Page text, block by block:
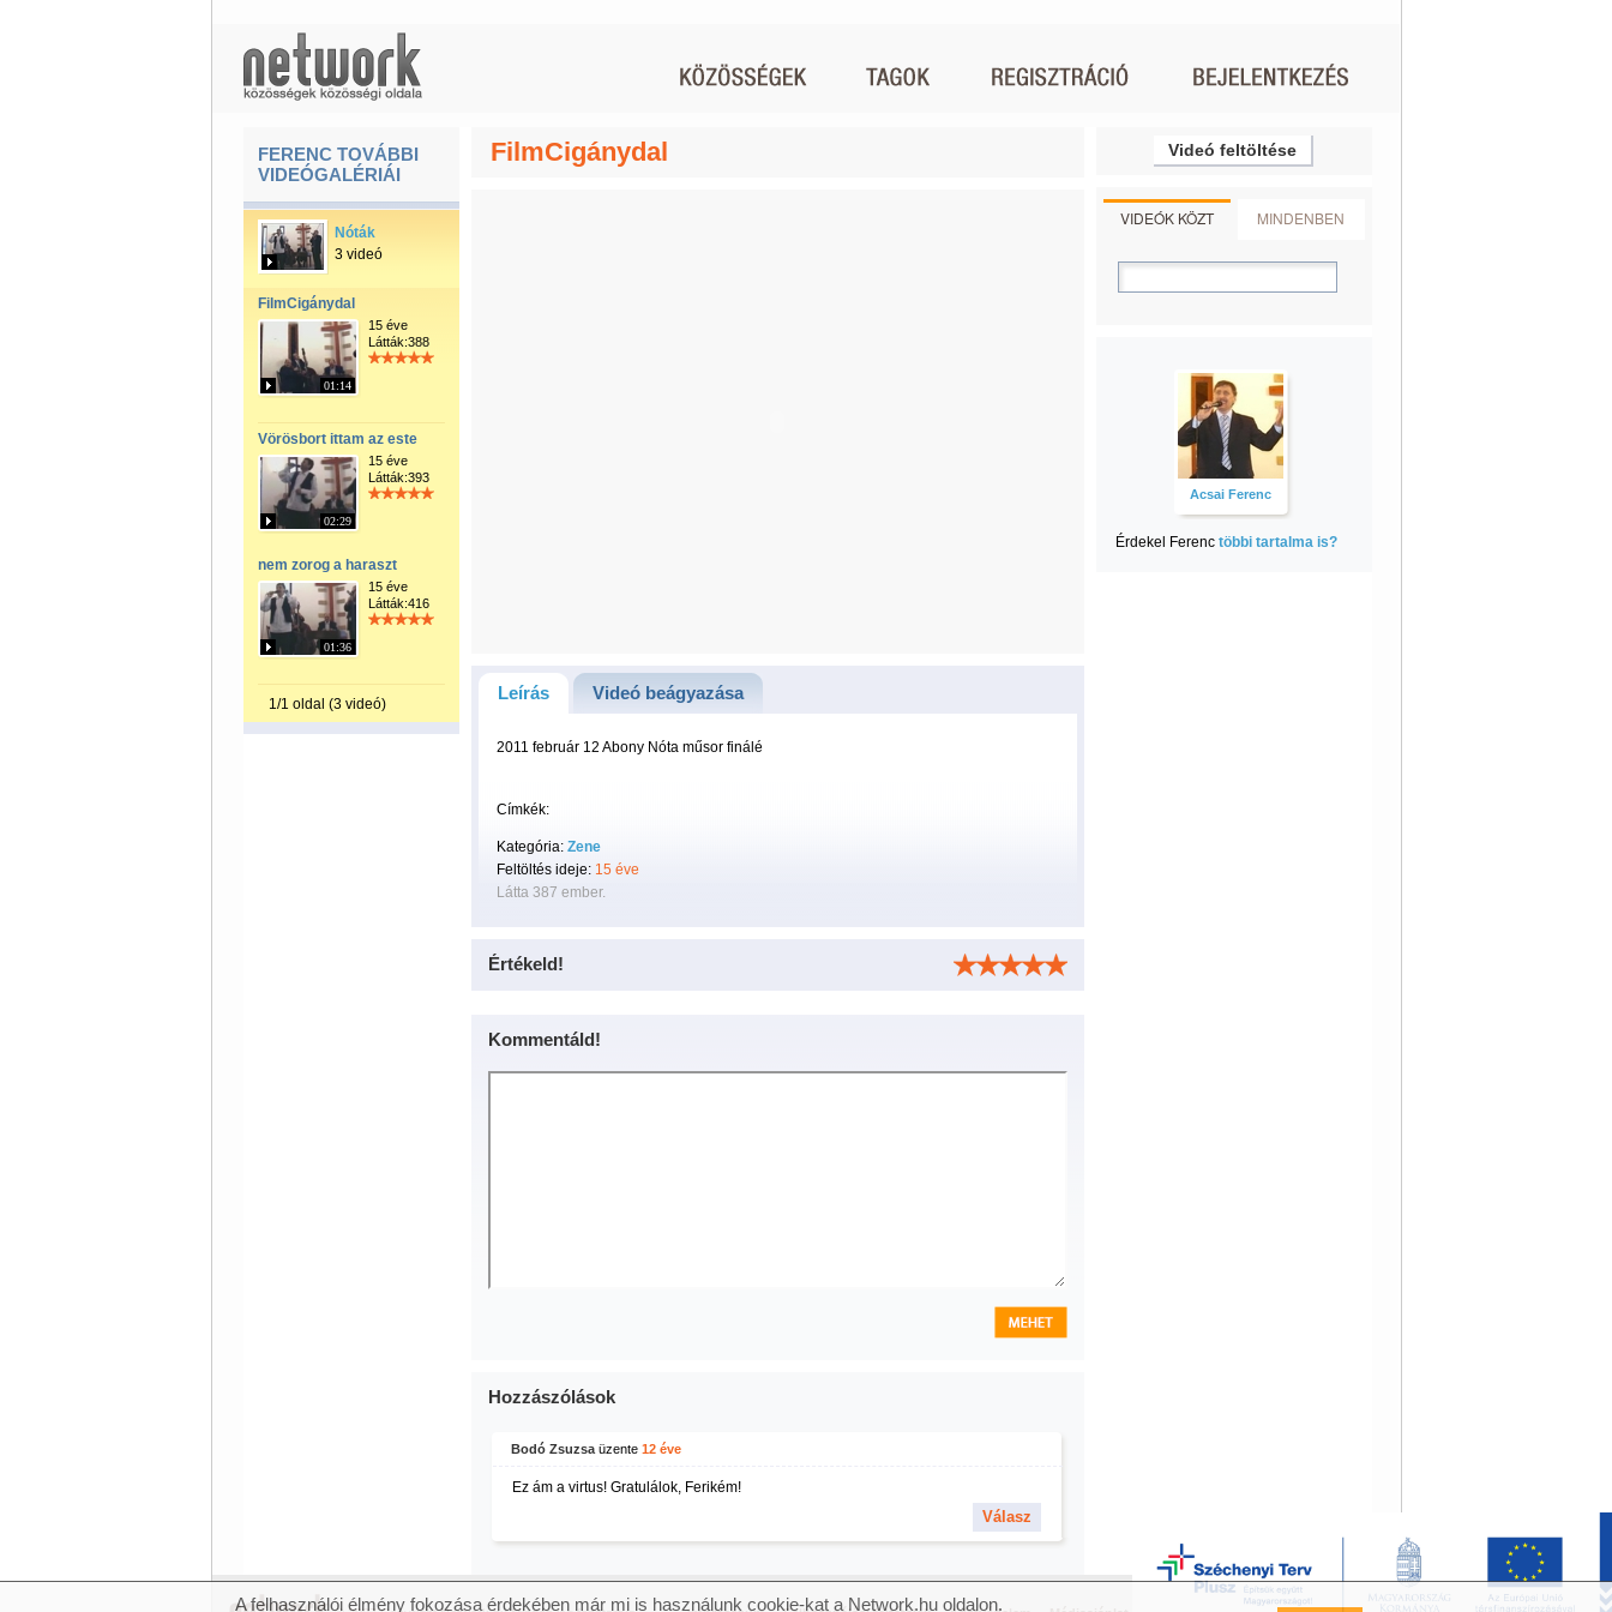
FERENC TOVÁBBI
VIDEÓGALÉRIÁI
Nóták
3 videó
FilmCigánydal
01:14
15 éve
Látták:388
Vörösbort ittam az este
02:29
15 éve
Látták:393
nem zorog a haraszt
01:36
15 éve
Látták:416
1/1 oldal (3 videó)
FilmCigánydal
Leírás Videó beágyazása
2011 február 12 Abony Nóta műsor finálé
Címkék:
Kategória: Zene
Feltöltés ideje: 15 éve
Látta 387 ember.
Értékeld!
Kommentáld!
Hozzászólások
Bodó Zsuzsaüzente 12 éve
Ez ám a virtus! Gratulálok, Ferikém!
Válasz
Videó feltöltése
VIDEÓK KÖZT MINDENBEN
Acsai Ferenc
Érdekel Ferenc többi tartalma is?
A felhasználói élmény fokozása érdekében már mi is használunk cookie-kat a Network.hu oldalon.